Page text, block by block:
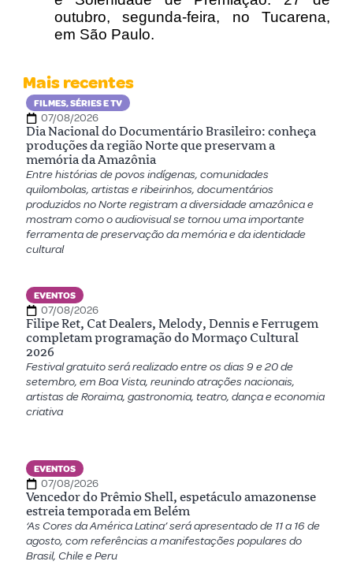
outubro, segunda-feira, no Tucarena,
em São Paulo.
Mais recentes
FILMES, SÉRIES E TV
07/08/2026
Dia Nacional do Documentário Brasileiro: conheça
produções da região Norte que preservam a
memória da Amazônia
Entre histórias de povos indígenas, comunidades
quilombolas, artistas e ribeirinhos, documentários
produzidos no Norte registram a diversidade amazônica e
mostram como o audiovisual se tornou uma importante
ferramenta de preservação da memória e da identidade
cultural
EVENTOS
07/08/2026
Filipe Ret, Cat Dealers, Melody, Dennis e Ferrugem
completam programação do Mormaço Cultural
2026
Festival gratuito será realizado entre os dias 9 e 20 de
setembro, em Boa Vista, reunindo atrações nacionais,
artistas de Roraima, gastronomia, teatro, dança e economia
criativa
EVENTOS
07/08/2026
Vencedor do Prêmio Shell, espetáculo amazonense
estreia temporada em Belém
‘As Cores da América Latina’ será apresentado de 11 a 16 de
agosto, com referências a manifestações populares do
Brasil, Chile e Peru